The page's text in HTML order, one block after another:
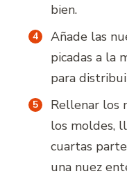
bien.
Añade las
picadas a la
para
Rellenar los
los moldes,
cuartas
una nuez